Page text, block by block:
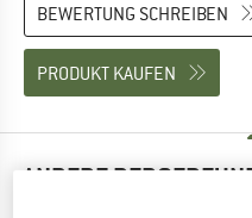
BEWERTUNG SCHREIBEN
PRODUKT KAUFEN
ANDERE